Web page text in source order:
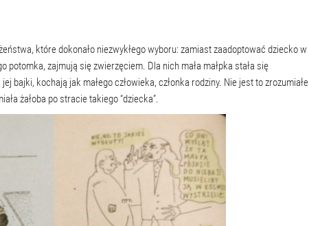
które dokonało niezwykłego wyboru: zamiast zaadoptować dziecko w
potomka, zajmują się zwierzęciem. Dla nich mała małpka stała się
bajki, kochają jak małego człowieka, członka rodziny. Nie jest to zrozumiałe
żałoba po stracie takiego “dziecka”.